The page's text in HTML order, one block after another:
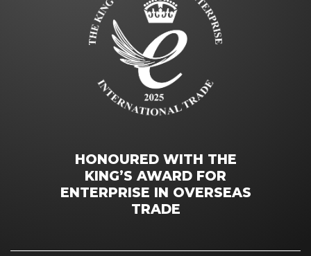
HONOURED WITH THE
KING’S AWARD FOR
ENTERPRISE IN OVERSEAS
TRADE